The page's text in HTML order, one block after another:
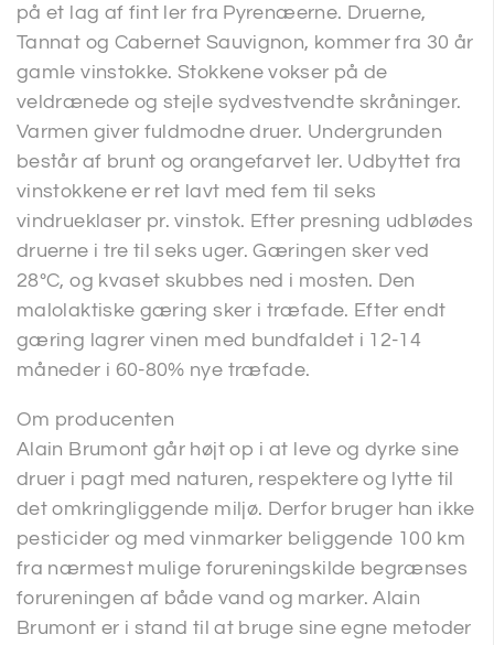
på et lag af fint ler fra Pyrenæerne. Druerne,
Tannat og Cabernet Sauvignon, kommer fra 30 år
gamle vinstokke. Stokkene vokser på de
veldrænede og stejle sydvestvendte skråninger.
Varmen giver fuldmodne druer. Undergrunden
består af brunt og orangefarvet ler. Udbyttet fra
vinstokkene er ret lavt med fem til seks
vindrueklaser pr. vinstok. Efter presning udblødes
druerne i tre til seks uger. Gæringen sker ved
28ºC, og kvaset skubbes ned i mosten. Den
malolaktiske gæring sker i træfade. Efter endt
gæring lagrer vinen med bundfaldet i 12-14
måneder i 60-80% nye træfade.
Om producenten
Alain Brumont går højt op i at leve og dyrke sine
druer i pagt med naturen, respektere og lytte til
det omkringliggende miljø. Derfor bruger han ikke
pesticider og med vinmarker beliggende 100 km
fra nærmest mulige forureningskilde begrænses
forureningen af både vand og marker. Alain
Brumont er i stand til at bruge sine egne metoder